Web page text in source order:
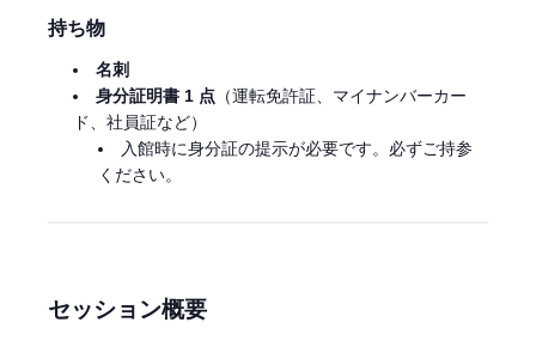
持ち物
名刺
身分証明書 1 点 （運転免許証、マイナンバーカー
ド、社員証など）
入館時に身分証の提示が必要です。必ずご持参
ください。
セッション概要